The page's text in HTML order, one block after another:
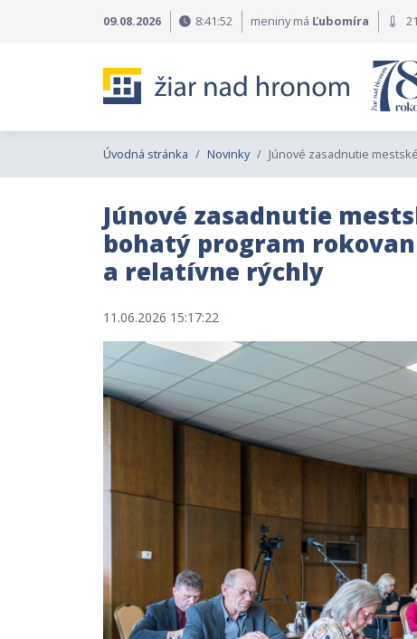
Preskočiť na hlavné menu
09.08.2026 8:41:54 meniny má Ľubomíra
Úvodná stránka Novinky Júnové zasadnutie
Júnové zasadnutie
bohatý program
a relatívne rýchly
11.06.2026 15:17:22